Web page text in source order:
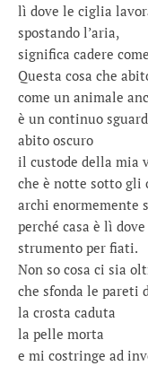
lì dove le ciglia
spostando l’aria,
significa cadere
Questa cosa che
come un animale
è un continuo
abito oscuro
il custode della mia
che è notte sotto gli
archi enormemente
perché casa è lì
strumento per fiati.
Non so cosa ci sia
che sfonda le pareti
la crosta caduta
la pelle morta
e mi costringe ad